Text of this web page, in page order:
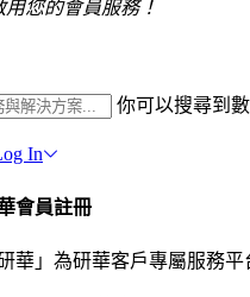
用您的會員服務！
你可以搜尋到
In
會員註冊
研華」為研華客戶專屬服務